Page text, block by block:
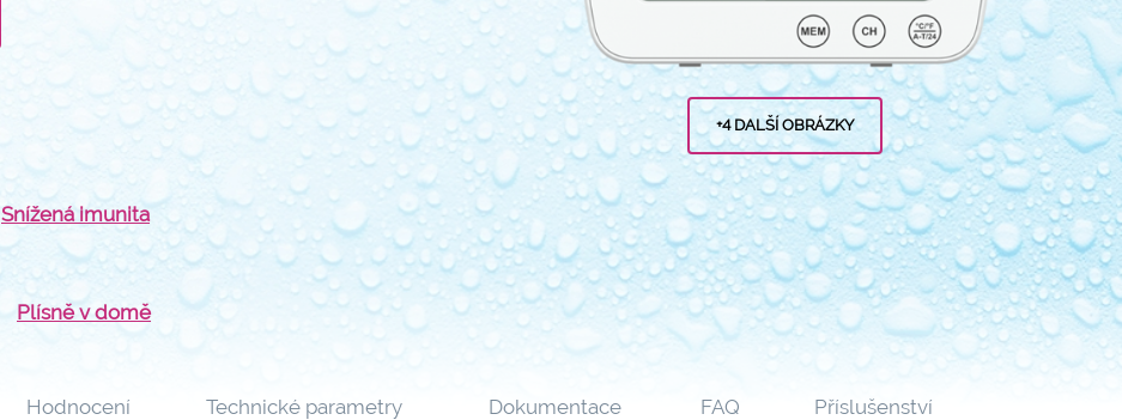
Snížená imunita
Plísně v domě
+4 DALŠÍ OBRÁZKY
Hodnocení Technické parametry Dokumentace FAQ Příslušenství